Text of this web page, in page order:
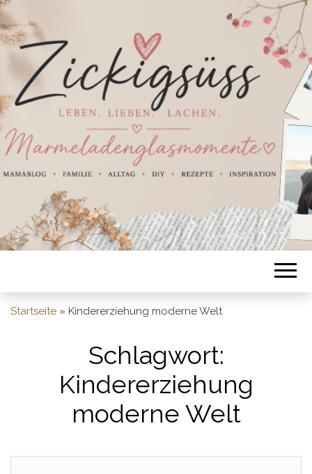
Startseite » Kindererziehung moderne Welt
Schlagwort:
Kindererziehung
moderne Welt